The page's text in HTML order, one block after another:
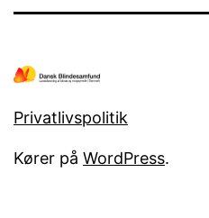
Privatlivspolitik
Kører på WordPress.